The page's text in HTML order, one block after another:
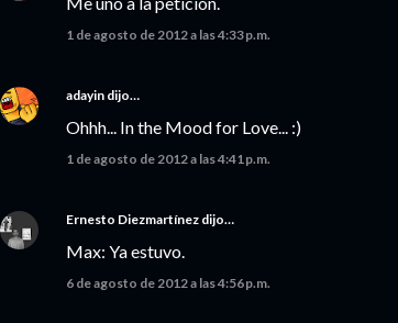
1 de agosto de 2012 a las 4:33 p.m.
adayin dijo…
Ohhh... In the Mood for Love... :)
1 de agosto de 2012 a las 4:41 p.m.
Ernesto Diezmartínez dijo…
Max: Ya estuvo.
6 de agosto de 2012 a las 4:56 p.m.